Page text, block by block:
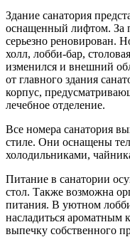
Здание санатория
оснащенный лифтом. За
серьезно реновирован.
холл, лобби-бар,
изменился и внешний
от главного здания
корпус,
лечебное отделение.
Все номера санатория
стиле. Они оснащены
холодильниками,
Питание в санатории
стол. Также возможна
питания. В уютном
насладиться ароматным
выпечку собственного